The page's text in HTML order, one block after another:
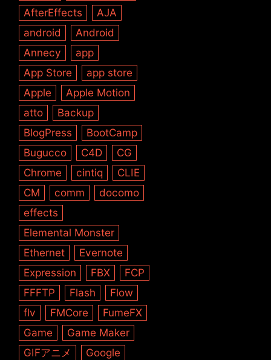
AfterEffects
AJA
android
Android
Annecy
app
App Store
app store
Apple
Apple Motion
atto
Backup
BlogPress
BootCamp
Bugucco
C4D
CG
Chrome
cintiq
CLIE
CM
comm
docomo
effects
Elemental Monster
Ethernet
Evernote
Expression
FBX
FCP
FFFTP
Flash
Flow
flv
FMCore
FumeFX
Game
Game Maker
GIFアニメ
Google